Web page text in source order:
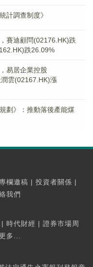
計調查制度》
賽迪顧問(02176.HK)跌
跌26.09%
易居企業控股
雲(02167.HK)漲
劃》：推動落後產能煤
欄邀稿 | 投資者關係 |
我們
| 時代財經 | 證券市場周
多...